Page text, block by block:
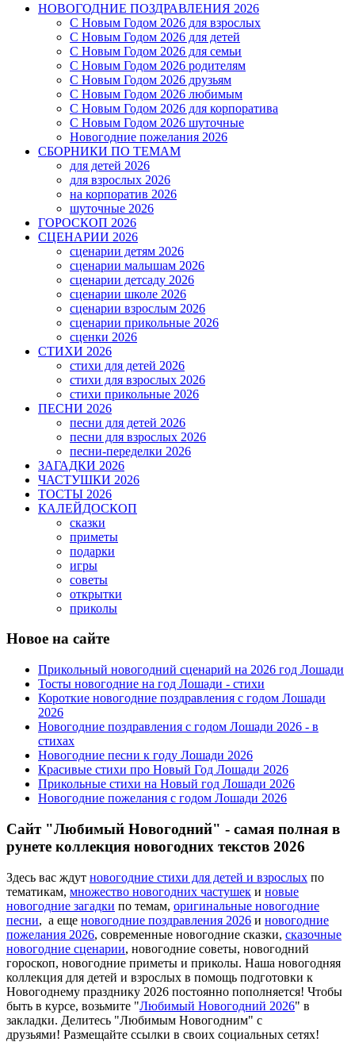
НОВОГОДНИЕ ПОЗДРАВЛЕНИЯ 2026
С Новым Годом 2026 для взрослых
С Новым Годом 2026 для детей
С Новым Годом 2026 для семьи
С Новым Годом 2026 родителям
С Новым Годом 2026 друзьям
С Новым Годом 2026 любимым
С Новым Годом 2026 для корпоратива
С Новым Годом 2026 шуточные
Новогодние пожелания 2026
СБОРНИКИ ПО ТЕМАМ
для детей 2026
для взрослых 2026
на корпоратив 2026
шуточные 2026
ГОРОСКОП 2026
СЦЕНАРИИ 2026
сценарии детям 2026
сценарии малышам 2026
сценарии детсаду 2026
сценарии школе 2026
сценарии взрослым 2026
сценарии прикольные 2026
сценки 2026
СТИХИ 2026
стихи для детей 2026
стихи для взрослых 2026
стихи прикольные 2026
ПЕСНИ 2026
песни для детей 2026
песни для взрослых 2026
песни-переделки 2026
ЗАГАДКИ 2026
ЧАСТУШКИ 2026
ТОСТЫ 2026
КАЛЕЙДОСКОП
сказки
приметы
подарки
игры
советы
открытки
приколы
Новое на сайте
Прикольный новогодний сценарий на 2026 год Лошади
Тосты новогодние на год Лошади - стихи
Короткие новогодние поздравления с годом Лошади
2026
Новогодние поздравления с годом Лошади 2026 - в
стихах
Новогодние песни к году Лошади 2026
Красивые стихи про Новый Год Лошади 2026
Прикольные стихи на Новый год Лошади 2026
Новогодние пожелания с годом Лошади 2026
Сайт "Любимый Новогодний" - самая полная в
рунете коллекция новогодних текстов 2026
Здесь вас ждут новогодние стихи для детей и взрослых по
тематикам, множество новогодних частушек и новые
новогодние загадки по темам, оригинальные новогодние
песни, а еще новогодние поздравления 2026 и новогодние
пожелания 2026, современные новогодние сказки, сказочные
новогодние сценарии, новогодние советы, новогодний
гороскоп, новогодние приметы и приколы. Наша новогодняя
коллекция для детей и взрослых в помощь подготовки к
Новогоднему празднику 2026 постоянно пополняется! Чтобы
быть в курсе, возьмите "Любимый Новогодний 2026" в
закладки. Делитесь "Любимым Новогодним" с
друзьями! Размещайте ссылки в своих социальных сетях!